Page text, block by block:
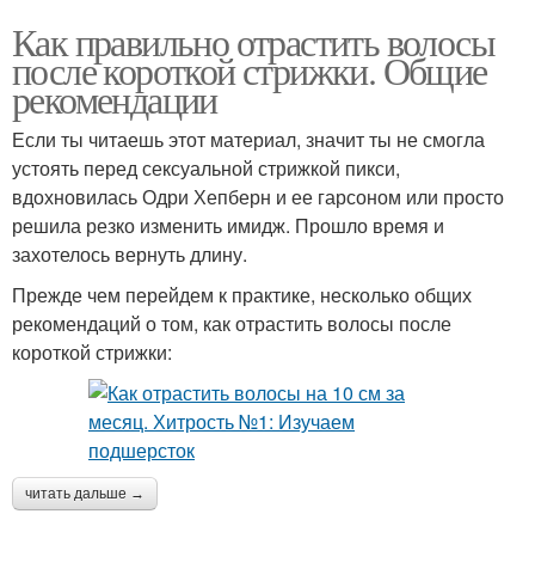
Как правильно отрастить волосы
после короткой стрижки. Общие
рекомендации
Если ты читаешь этот материал, значит ты не смогла
устоять перед сексуальной стрижкой пикси,
вдохновилась Одри Хепберн и ее гарсоном или просто
решила резко изменить имидж. Прошло время и
захотелось вернуть длину.
Прежде чем перейдем к практике, несколько общих
рекомендаций о том, как отрастить волосы после
короткой стрижки:
читать дальше →